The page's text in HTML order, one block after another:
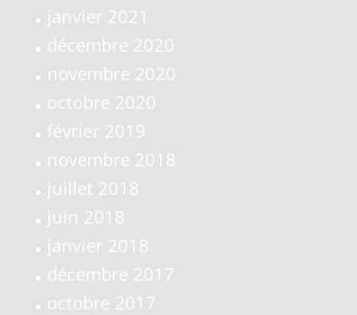
janvier 2021
décembre 2020
novembre 2020
octobre 2020
février 2019
novembre 2018
juillet 2018
juin 2018
janvier 2018
décembre 2017
octobre 2017